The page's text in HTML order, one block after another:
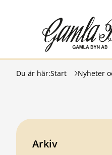
Hoppa till innehåll
Gamla Byn AB
Du är här:Start Nyheter
Arkiv